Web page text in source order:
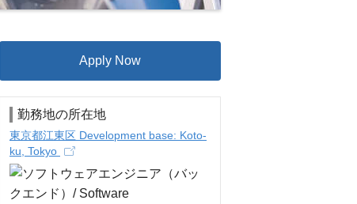
Apply Now
勤務地の所在地
東京都江東区 Development base: Koto-
ku, Tokyo